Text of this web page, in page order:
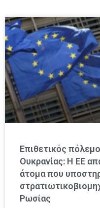
Επιθετικός
Ουκρανίας: Η ΕΕ
άτομα που
Ρωσίας